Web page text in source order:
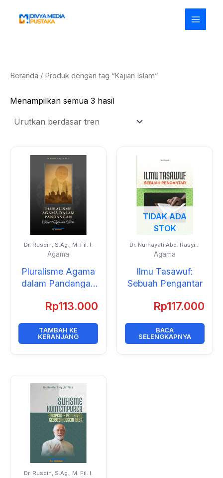
Beranda / Produk dengan tag “Kajian Islam”
Menampilkan semua 3 hasil
Dr. Rusdin, S.Ag., M. Fil. I.
Agama
Pluralisme Agama
dalam Pandangan
Nasr
Rp113.000
TAMBAH KE
KERANJANG
TIDAK ADA
STOK
Dr. Nurhayati Abd. Rasyid,
S.Ag., M.Fil.I.
Agama
Ilmu Tasawuf:
Sebuah Pengantar
Rp117.000
BACA
SELENGKAPNYA
Dr. Rusdin, S.Ag., M. Fil. I.